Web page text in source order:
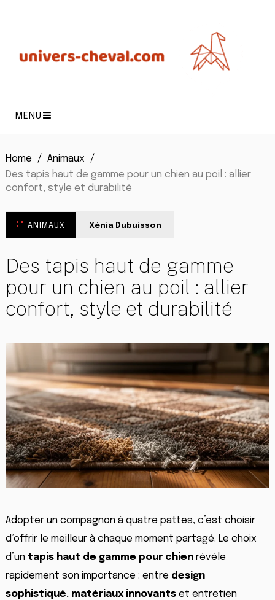
MENU
Home
Animaux
Des tapis haut de gamme pour un chien au poil : allier
confort, style et durabilité
ANIMAUX Xénia Dubuisson
Des tapis haut de gamme
pour un chien au poil : allier
confort, style et durabilité
Adopter un compagnon à quatre pattes, c’est choisir
d’offrir le meilleur à chaque moment partagé. Le choix
d’un tapis haut de gamme pour chienrévèle
rapidement son importance : entre design
sophistiqué, matériaux innovantset entretien